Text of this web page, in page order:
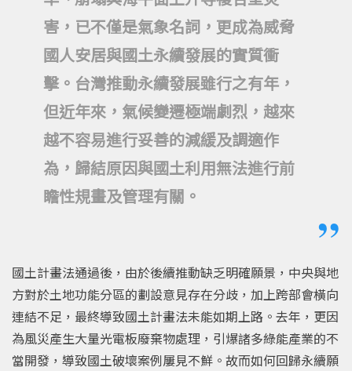
害，已不僅是氣象名詞，更成為威脅
國人安居與國土永續發展的實質衝
擊。台灣推動永續發展雖行之有年，
但近年來，氣候變遷極端劇烈，越來
越不容易進行妥善的減緩及調適作
為，歸結原因與國土利用無法進行前
瞻性規畫及管理有關。
國土計畫法通過後，由於後續推動缺乏明確願景，中央與地
方對於土地功能分區的劃設意見存在分歧，加上跨部會橫向
連結不足，最終導致國土計畫法未能如期上路。去年，更因
為風災產生大量光電板廢棄物處理，引爆諸多綠能產業的不
當開發，導致國土破壞案例屢見不鮮。故而如何回歸永續願